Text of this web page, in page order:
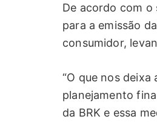
De acordo com o
para a emissão
consumidor,
“O que nos deixa
planejamento
da BRK e essa